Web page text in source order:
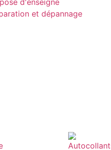
d'enseigne
et dépannage